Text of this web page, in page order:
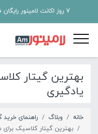
7 روز اکانت لامینور رایگان فقط با ثبت نام در سایت
بهترین گیتار
یادگیری
خانه وبلاگ
راهنمای خرید
بهترین گیتار کلاسیک برای